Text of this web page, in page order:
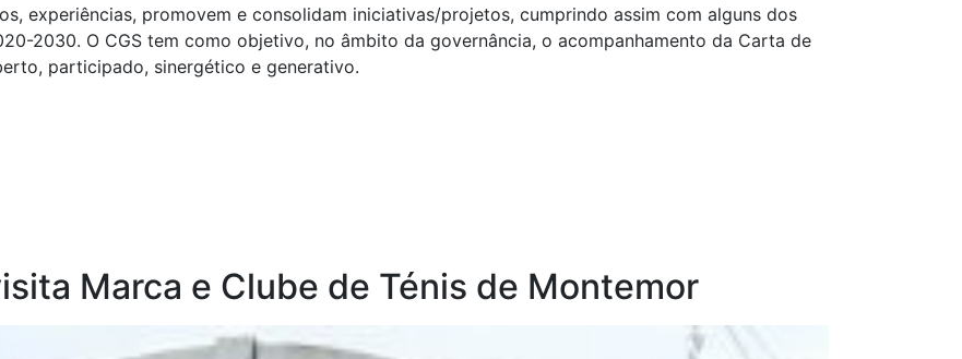
experiências, promovem e consolidam iniciativas/projetos, cumprindo assim com alguns dos
2030. O CGS tem como objetivo, no âmbito da governância, o acompanhamento da Carta de
participado, sinergético e generativo.
Marca e Clube de Ténis de Montemor